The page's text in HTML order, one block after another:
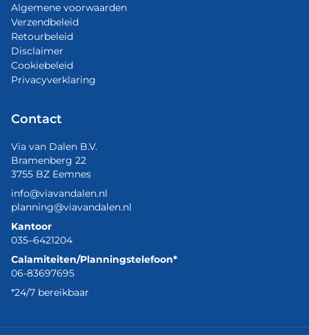
Algemene voorwaarden
Verzendbeleid
Retourbeleid
Disclaimer
Cookiebeleid
Privacyverklaring
Contact
Via van Dalen B.V.
Bramenberg 22
3755 BZ Eemnes
info@viavandalen.nl
planning@viavandalen.nl
Kantoor
035–6421204
Calamiteiten/Planningstelefoon*
06-83697695
*24/7 bereikbaar